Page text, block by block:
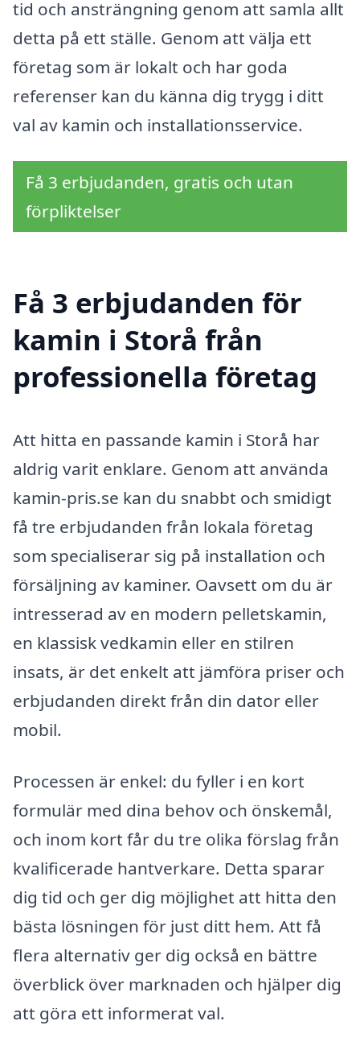
tid och ansträngning genom att samla allt
detta på ett ställe. Genom att välja ett
företag som är lokalt och har goda
referenser kan du känna dig trygg i ditt
val av kamin och installationsservice.
Få 3 erbjudanden, gratis och utan
förpliktelser
Få 3 erbjudanden för
kamin i Storå från
professionella företag
Att hitta en passande kamin i Storå har
aldrig varit enklare. Genom att använda
kamin-pris.se kan du snabbt och smidigt
få tre erbjudanden från lokala företag
som specialiserar sig på installation och
försäljning av kaminer. Oavsett om du är
intresserad av en modern pelletskamin,
en klassisk vedkamin eller en stilren
insats, är det enkelt att jämföra priser och
erbjudanden direkt från din dator eller
mobil.
Processen är enkel: du fyller i en kort
formulär med dina behov och önskemål,
och inom kort får du tre olika förslag från
kvalificerade hantverkare. Detta sparar
dig tid och ger dig möjlighet att hitta den
bästa lösningen för just ditt hem. Att få
flera alternativ ger dig också en bättre
överblick över marknaden och hjälper dig
att göra ett informerat val.